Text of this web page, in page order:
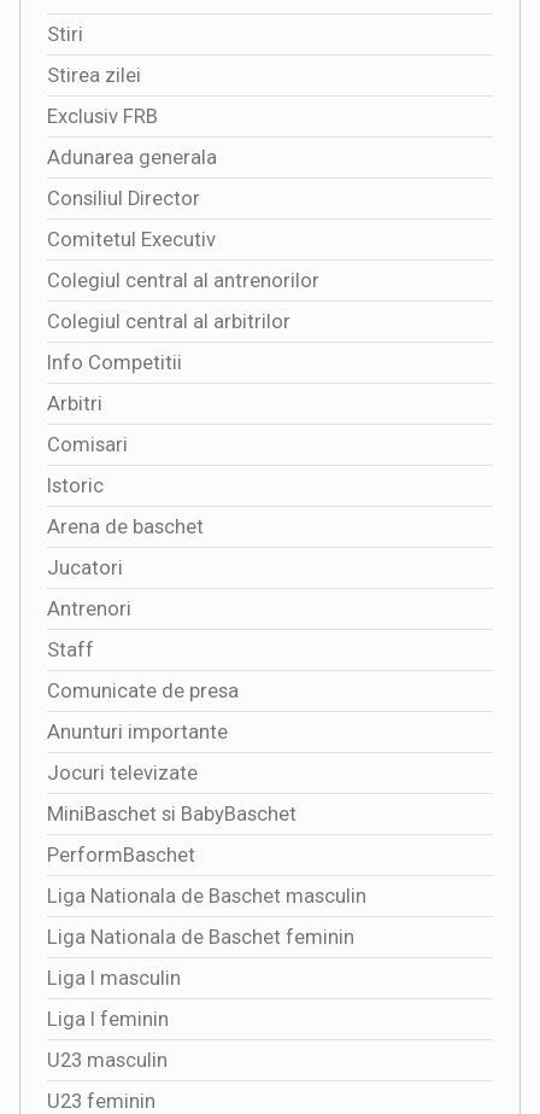
Stiri
Stirea zilei
Exclusiv FRB
Adunarea generala
Consiliul Director
Comitetul Executiv
Colegiul central al antrenorilor
Colegiul central al arbitrilor
Info Competitii
Arbitri
Comisari
Istoric
Arena de baschet
Jucatori
Antrenori
Staff
Comunicate de presa
Anunturi importante
Jocuri televizate
MiniBaschet si BabyBaschet
PerformBaschet
Liga Nationala de Baschet masculin
Liga Nationala de Baschet feminin
Liga I masculin
Liga I feminin
U23 masculin
U23 feminin